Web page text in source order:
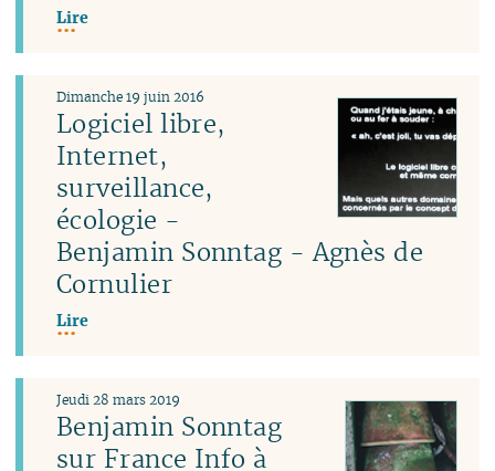
Lire
Logiciel libre,
Internet,
surveillance,
écologie -
Benjamin Sonntag - Agnès de
Cornulier
Dimanche 19 juin 2016
Lire
Benjamin Sonntag
sur France Info à
Jeudi 28 mars 2019